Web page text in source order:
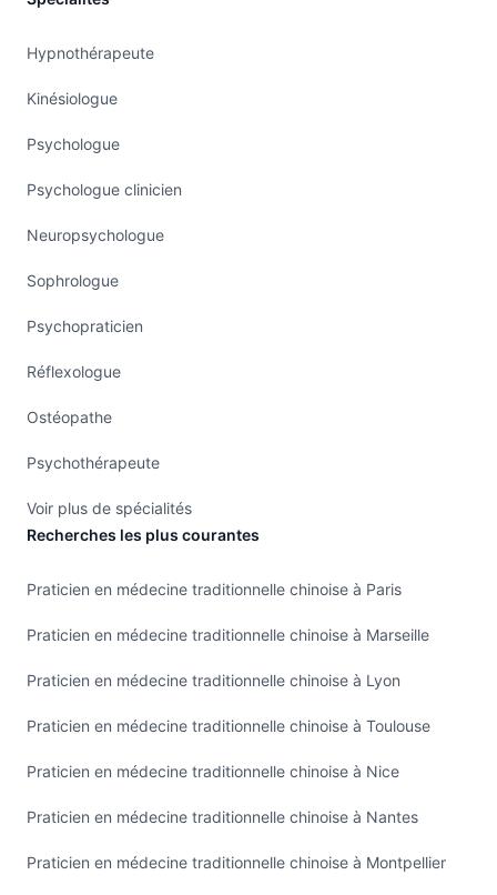
Hypnothérapeute
Kinésiologue
Psychologue
Psychologue clinicien
Neuropsychologue
Sophrologue
Psychopraticien
Réflexologue
Ostéopathe
Psychothérapeute
Voir plus de spécialités
Recherches les plus courantes
Praticien en médecine traditionnelle chinoise à Paris
Praticien en médecine traditionnelle chinoise à Marseille
Praticien en médecine traditionnelle chinoise à Lyon
Praticien en médecine traditionnelle chinoise à Toulouse
Praticien en médecine traditionnelle chinoise à Nice
Praticien en médecine traditionnelle chinoise à Nantes
Praticien en médecine traditionnelle chinoise à Montpellier